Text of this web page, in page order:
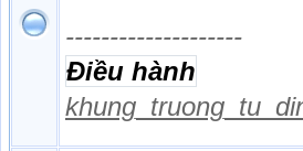
--------------------
Điều hành